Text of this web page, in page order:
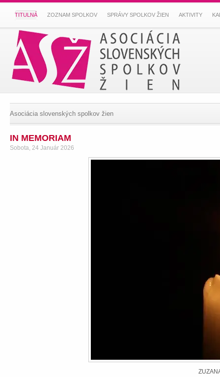
TITULNÁ ZOZNAM SPOLKOV SPRÁVY SPOLKOV ŽIEN AKTIVITY
Asociácia slovenských spolkov žien
IN MEMORIAM
Sobota, 24 Január 2026